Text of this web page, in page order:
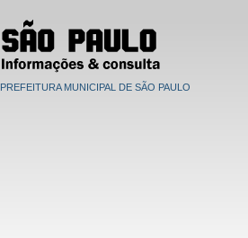
PREFEITURA MUNICIPAL DE SÃO PAULO